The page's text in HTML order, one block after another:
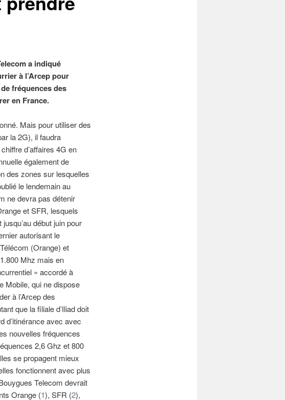
a indiqué
à l’Arcep pour
fréquences des
en France.
Mais pour utiliser des
la 2G), il faudra
d’affaires 4G en
également de
des zones sur lesquelles
le lendemain au
ne devra pas détenir
et SFR, lesquels
début juin pour
autorisant le
(Orange) et
Mhz mais en
» accordé à
Mobile, qui ne dispose
à l’Arcep des
que la filiale d’Iliad doit
d’itinérance avec avec
nouvelles fréquences
2,6 Ghz et 800
se propagent mieux
fonctionnent avec plus
Telecom devrait
Orange (1), SFR (2),